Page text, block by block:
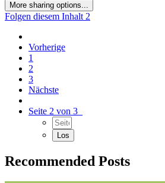
More sharing options...
Folgen diesem Inhalt 2
Vorherige
1
2
3
Nächste
Seite 2 von 3
Recommended Posts